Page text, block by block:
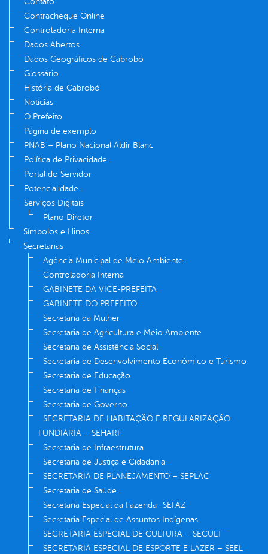
Contracheque Online
Controladoria Interna
Dados Abertos
Dados Geográficos de Cabrobó
Glossário
História de Cabrobó
Notícias
O Prefeito
Página de exemplo
PNAB – Plano Nacional Aldir Blanc
Política de Privacidade
Portal do Servidor
Potencialidade
Serviços Digitais
Plano Diretor
Símbolos e Hinos
Secretarias
Agência Municipal de Meio Ambiente
Controladoria Interna
GABINETE DA VICE-PREFEITA
GABINETE DO PREFEITO
Secretaria da Mulher
Secretaria de Agricultura e Meio Ambiente
Secretaria de Assistência Social
Secretaria de Desenvolvimento Econômico e Turismo
Secretaria de Educação
Secretaria de Finanças
Secretaria de Governo
SECRETARIA DE HABITAÇÃO E REGULARIZAÇÃO
FUNDIÁRIA – SEHARF
Secretaria de Infraestrutura
Secretaria de Justiça e Cidadania
SECRETARIA DE PLANEJAMENTO – SEPLAC
Secretaria de Saúde
Secretaria Especial da Fazenda- SEFAZ
Secretaria Especial de Assuntos Indígenas
SECRETARIA ESPECIAL DE CULTURA – SECULT
SECRETARIA ESPECIAL DE ESPORTE E LAZER – SEEL